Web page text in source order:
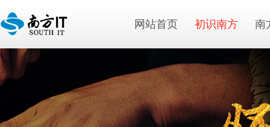
网站首页 初识南方 南